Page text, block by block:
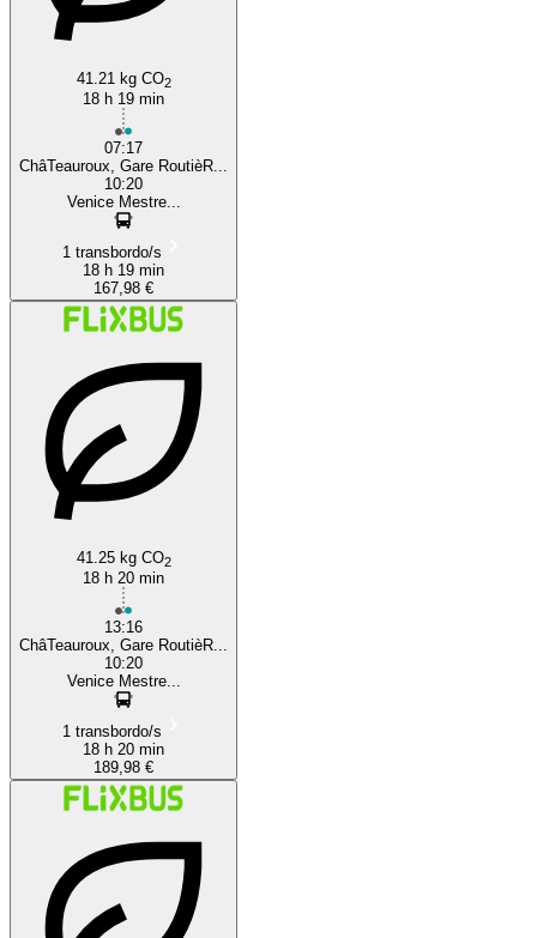
41.21 kg CO2
18 h 19 min
07:17
ChâTeauroux, Gare RoutièR...
10:20
Venice Mestre...
1 transbordo/s
18 h 19 min
167,98 €
41.25 kg CO2
18 h 20 min
13:16
ChâTeauroux, Gare RoutièR...
10:20
Venice Mestre...
1 transbordo/s
18 h 20 min
189,98 €